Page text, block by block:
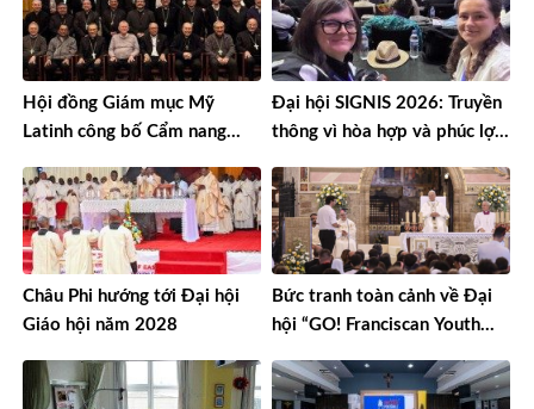
Hội đồng Giám mục Mỹ
Latinh công bố Cẩm nang
Đại hội SIGNIS 2026: Truyền
thông vì hòa hợp và phúc lợi
Châu Phi hướng tới Đại hội
Giáo hội năm 2028
Bức tranh toàn cảnh về Đại
hội “GO! Franciscan Youth